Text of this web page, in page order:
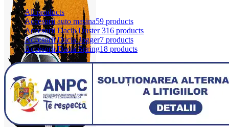
Allproducts
Accesorii auto masina59 products
Accesorii Dacia Duster 316 products
Accesorii Dacia Jogger7 products
Accesorii Dacia Spring18 products